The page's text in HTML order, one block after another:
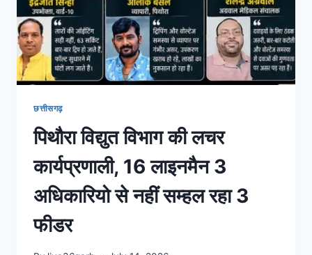
छत्तीसगढ़
पिथौरा विद्युत विभाग की लचर
कार्यप्रणाली, 16 लाइनमैन 3
अधिकारियो से नहीं सम्हल रहा 3
फीडर